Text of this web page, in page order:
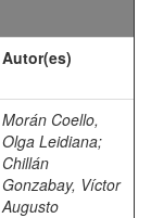
Autor(es)
Morán Coello,
Olga Leidiana;
Chillán
Gonzabay, Víctor
Augusto